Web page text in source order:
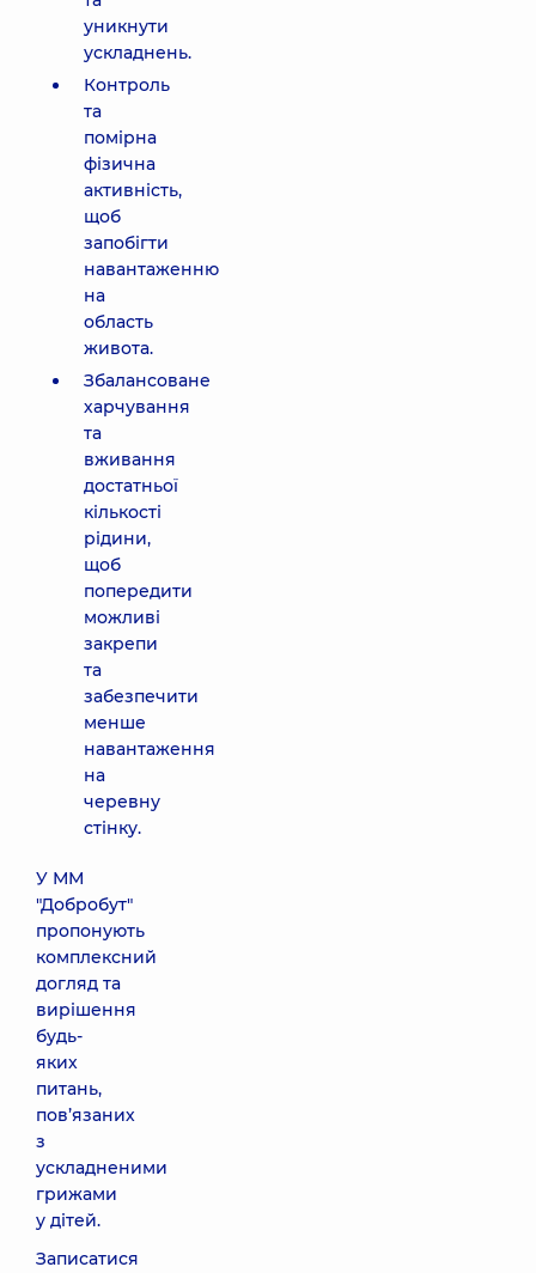
уникнути
ускладнень.
Контроль
та
помірна
фізична
активність,
щоб
запобігти
навантаженню
на
область
живота.
Збалансоване
харчування
та
вживання
достатньої
кількості
рідини,
щоб
попередити
можливі
закрепи
та
забезпечити
менше
навантаження
на
черевну
стінку.
У ММ
"Добробут"
пропонують
комплексний
догляд та
вирішення
будь-
яких
питань,
пов’язаних
з
ускладненими
грижами
у дітей.
Записатися